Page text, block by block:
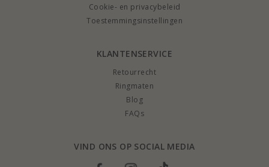
Cookie- en privacybeleid
Toestemmingsinstellingen
KLANTENSERVICE
Retourrecht
Ringmaten
Blog
FAQs
VIND ONS OP SOCIAL MEDIA